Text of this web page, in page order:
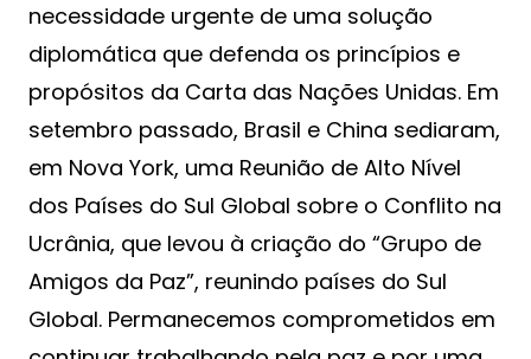
necessidade urgente de uma solução
diplomática que defenda os princípios e
propósitos da Carta das Nações Unidas. Em
setembro passado, Brasil e China sediaram,
em Nova York, uma Reunião de Alto Nível
dos Países do Sul Global sobre o Conflito na
Ucrânia, que levou à criação do “Grupo de
Amigos da Paz”, reunindo países do Sul
Global. Permanecemos comprometidos em